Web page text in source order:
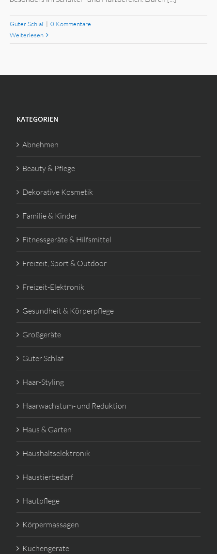
Guter Schlaf | 0 Kommentare
Weiterlesen
KATEGORIEN
Abnehmen
Beauty & Pflege
Dekorative Kosmetik
Familie & Kinder
Fitnessgeräte & Hilfsmittel
Freizeit, Sport & Outdoor
Freizeit-Elektronik
Gesundheit & Körperpflege
Großgeräte
Guter Schlaf
Haar-Styling
Haarwachstum- und Reduktion
Haus & Garten
Haushaltselektronik
Haustierbedarf
Hautpflege
Körpermassagen
Küchengeräte